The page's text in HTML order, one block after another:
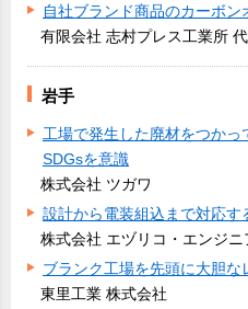
自社ブランド商品のカーボン
有限会社 志村プレス工業所
岩手
工場で発生した廃材をつか
SDGsを意識
株式会社 ツガワ
設計から電装組込まで対応す
株式会社 エヅリコ・エンジニ
ブランク工場を先頭に大胆
東里工業 株式会社